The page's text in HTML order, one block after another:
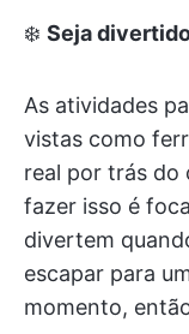
❄️ Seja
As atividades
vistas como
real por trás do
fazer isso é
divertem
escapar para
momento,